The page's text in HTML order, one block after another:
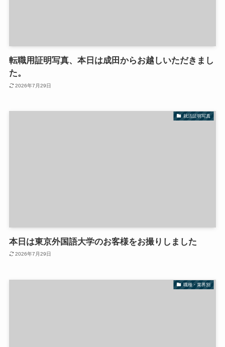
転職用証明写真、本日は成田からお越しいただきまし
た。
2026年7月29日
就活証明写真
本日は東京外国語大学のお客様をお撮りしました
2026年7月29日
職種・業界別